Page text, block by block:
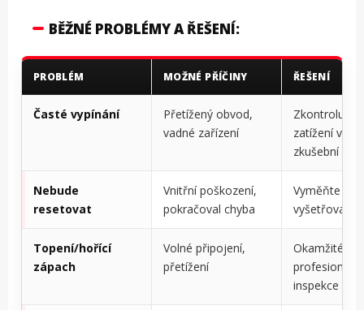
BĚŽNÉ PROBLÉMY A ŘEŠENÍ:
PROBLÉM MOŽNÉ PŘÍČINY ŘEŠENÍ
Časté vypínání
Přetížený obvod,
vadné zařízení
Zkontrolujte
zatížení
zkušební
Nebude
resetovat
Vnitřní poškození,
pokračoval chyba
Vyměňte
vyšetřovat
Topení/hořící
zápach
Volné připojení,
přetížení
Okamžité
profesionální
inspekce